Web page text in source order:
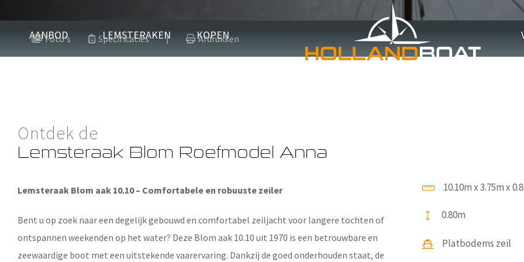
AANBOD LEMSTERAKEN KOPEN
Lemsteraak Blom
€ 89.000,-
Foto's Specificaties | Afdrukken
Ontdek de
Lemsteraak Blom Roefmodel Anna
Lemsteraak Blom aak 10.10 – Comfortabele en robuuste zeiler
Bent u op zoek naar een degelijk gebouwd en comfortabel zeiljacht voor langere tochten of
ontspannen weekenden op het water? Deze Blom aak 10.10 uit 1970 is een betrouwbare en
zeewaardige boot met een uitstekende vaarervaring. Dankzij de goed onderhouden staat, de
10.10m x 3.75m x
0.80m
Platbodems zeil